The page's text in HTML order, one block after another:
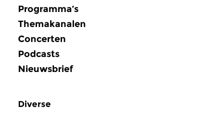
Programma’s
Themakanalen
Concerten
Podcasts
Nieuwsbrief
Diverse